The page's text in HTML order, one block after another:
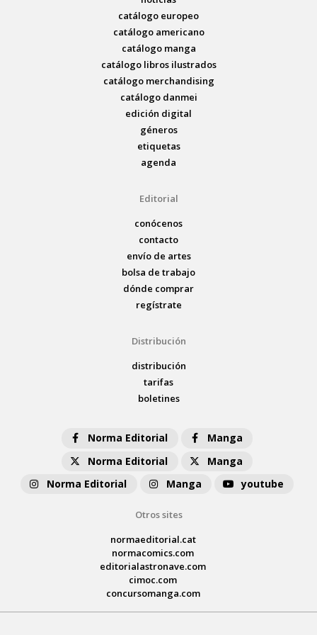
catálogo europeo
catálogo americano
catálogo manga
catálogo libros ilustrados
catálogo merchandising
catálogo danmei
edición digital
géneros
etiquetas
agenda
Editorial
conócenos
contacto
envío de artes
bolsa de trabajo
dónde comprar
regístrate
Distribución
distribución
tarifas
boletines
Norma Editorial
Manga
Norma Editorial
Manga
Norma Editorial
Manga youtube
Otros sites
normaeditorial.cat
normacomics.com
editorialastronave.com
cimoc.com
concursomanga.com